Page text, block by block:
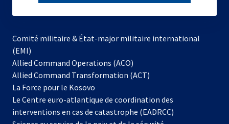
Comité militaire & État-major militaire international
(EMI)
Allied Command Operations (ACO)
dans
nouvel
onglet
Allied Command Transformation (ACT)
La Force pour le Kosovo
dans
un
Le Centre euro-atlantique de coordination des
interventions en cas de catastrophe (EADRCC)